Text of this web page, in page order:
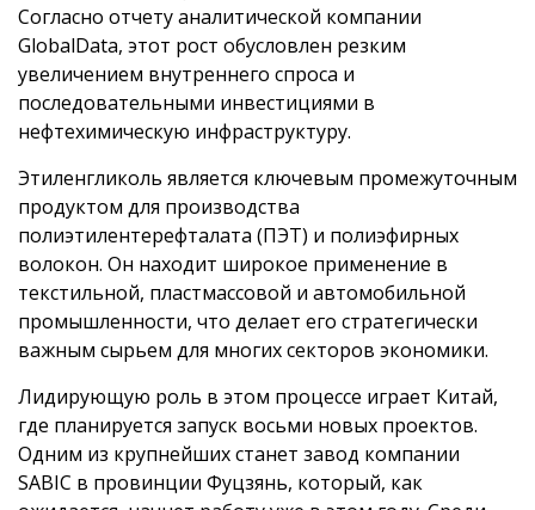
Согласно отчету аналитической компании
GlobalData, этот рост обусловлен резким
увеличением внутреннего спроса и
последовательными инвестициями в
нефтехимическую инфраструктуру.
Этиленгликоль является ключевым промежуточным
продуктом для производства
полиэтилентерефталата (ПЭТ) и полиэфирных
волокон. Он находит широкое применение в
текстильной, пластмассовой и автомобильной
промышленности, что делает его стратегически
важным сырьем для многих секторов экономики.
Лидирующую роль в этом процессе играет Китай,
где планируется запуск восьми новых проектов.
Одним из крупнейших станет завод компании
SABIC в провинции Фуцзянь, который, как